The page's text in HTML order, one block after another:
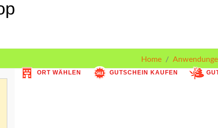
ORT WÄHLEN GUTSCHEIN KAUFEN
Home